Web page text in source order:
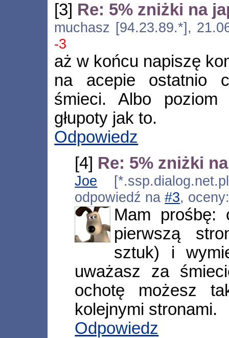
[3] Re: 5% zniżki na
muchasz [94.23.89.*],
-3
aż w końcu napiszę
na acepie ostatnio
śmieci. Albo
głupoty jak to.
Odpowiedz
[4] Re: 5% zniżki
Joe
odpowiedź na#3,
Mam prośbę:
pierwszą
sztuk) i
uważasz za
ochotę możesz
kolejnymi stronami.
Odpowiedz